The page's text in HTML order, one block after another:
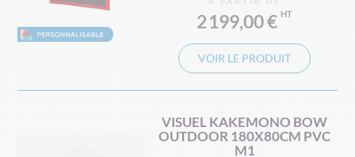
2 199,00 €
VOIR LE PRODUIT
VISUEL KAKEMONO BOW
OUTDOOR 180X80CM PVC
M1